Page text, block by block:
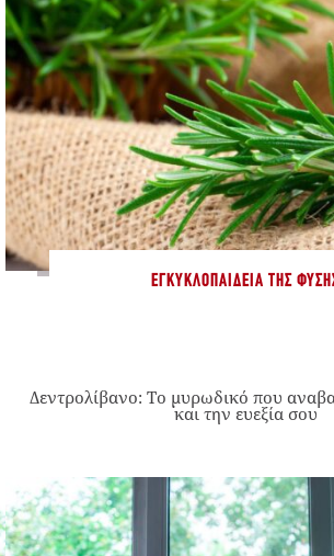
ΕΓΚΥΚΛΟΠΑΊΔΕΙΑ ΤΗΣ
Δεντρολίβανο: Το μυρωδικό που
και την ευεξία σου